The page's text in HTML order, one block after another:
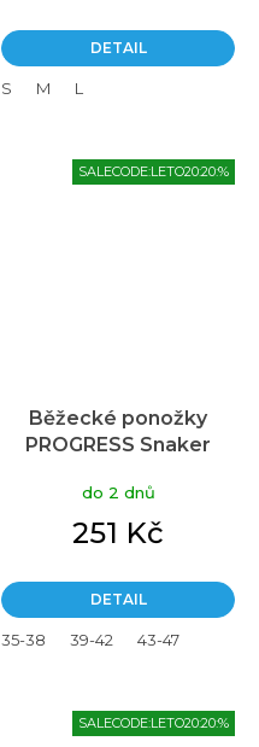
DETAIL
S M L
SALECODE:LETO20:20:%
Běžecké ponožky
PROGRESS Snaker
do 2 dnů
251 Kč
DETAIL
35-38 39-42 43-47
SALECODE:LETO20:20:%